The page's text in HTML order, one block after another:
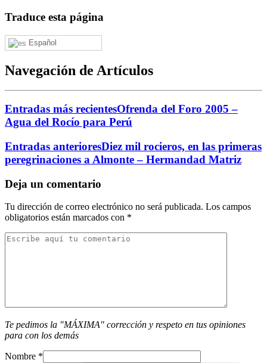
Traduce esta página
Español
Navegación de Artículos
Entradas más recientesOfrenda del Foro 2005 –
Agua del Rocío para Perú
Entradas anterioresDiez mil rocieros, en las primeras
peregrinaciones a Almonte – Hermandad Matriz
Deja un comentario
Tu dirección de correo electrónico no será publicada. Los campos
obligatorios están marcados con *
Te pedimos la "MÁXIMA" corrección y respeto en tus opiniones
para con los demás
Nombre *